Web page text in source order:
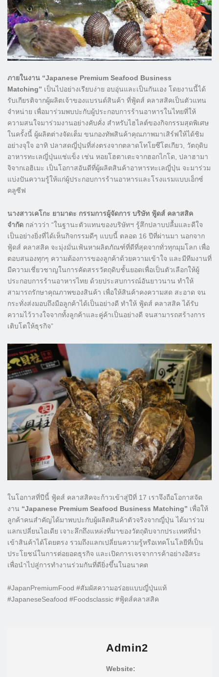
ภายในงาน “Japanese Premium Seafood Business
Matching” เป็นไปอย่างเรียบง่าย อบอุ่นและเป็นกันเอง โดยงานนี้ได้
รับเกียรติจากผู้ผลิตเจ้าของแบรนด์สินค้า ที่ฟู้ดส์ คลาสสิคเป็นตัวแทน
จำหน่าย เพื่อมาร่วมพบปะกับผู้ประกอบการร้านอาหารในไทยที่ให้
ความสนใจมาร่วมงานอย่างคับคั่ง สำหรับไฮไลต์ของกิจกรรมสุดพิเศษ
ในครั้งนี้ ผู้ผลิตต่างจัดเต็ม ขนกองทัพสินค้าคุณภาพมาเสิร์ฟให้ได้ชิม
อย่างจุใจ อาทิ ปลาสดญี่ปุ่นที่ส่งตรงจากตลาดโทโยซึโตเกียว, วัตถุดิบ
อาหารทะเลญี่ปุ่นแช่แข็ง เช่น หอยโฮตาเตะจากฮอกไกโด, ปลาฮามา
จิจากเอฮิเมะ เป็นโอกาสอันดีที่ผู้ผลิตสินค้าอาหารทะเลญี่ปุ่น จะมาร่วม
แบ่งปันความรู้ให้แก่ผู้ประกอบการร้านอาหารและโรงแรมแบบเอ็กซ์
คลูซีฟ
นางสาวเคโกะ ยามาดะ กรรมการผู้จัดการ บริษัท ฟู้ดส์ คลาสสิค
จำกัด กล่าวว่า “ในฐานะตัวแทนของบริษัทฯ รู้สึกปลาบปลื้มและดีใจ
เป็นอย่างยิ่งที่ได้เห็นกิจกรรมดีๆ แบบนี้ ตลอด 16 ปีที่ผ่านมา นอกจาก
ฟู้ดส์ คลาสสิค จะมุ่งมั่นเฟ้นหาผลิตภัณฑ์ที่ดีที่สุดจากทั่วทุกมุมโลก เพื่อ
ตอบสนองทุกๆ ความต้องการของลูกค้าด้วยความเข้าใจ และมีทีมงานที่
มีความเชี่ยวชาญในการคัดสรรวัตถุดิบชั้นยอดเพื่อเป็นตัวเลือกให้ผู้
ประกอบการร้านอาหารไทย ด้วยประสบการณ์อันยาวนาน ทำให้
สามารถรักษาคุณภาพของสินค้า เพื่อให้สินค้าคงความสด สะอาด จน
กระทั่งส่งมอบถึงมือลูกค้าได้เป็นอย่างดี ทำให้ ฟู้ดส์ คลาสสิค ได้รับ
ความไว้วางใจจากทั้งลูกค้าและคู่ค้าเป็นอย่างดี จนสามารถสร้างการ
เติบโตให้ธุรกิจ”
ในโอกาสที่ปีนี้ ฟู้ดส์ คลาสสิคจะก้าวเข้าสู่ปีที่ 17 เราจึงถือโอกาสจัด
งาน “Japanese Premium Seafood Business Matching” เพื่อให้
ลูกค้าคนสำคัญได้มาพบปะกับผู้ผลิตสินค้าตัวจริงจากญี่ปุ่น ได้มาร่วม
แลกเปลี่ยนไอเดีย เจาะลึกถึงแหล่งที่มาของวัตถุดิบจากประเทศที่นำ
เข้าสินค้าได้โดยตรง รวมถึงแลกเปลี่ยนความรู้หรือเทคโนโลยีที่เป็น
ประโยชน์ในการต่อยอดธุรกิจ และเปิดการเจรจาการค้าอย่างอิสระ
เพื่อนำไปสู่การทำงานร่วมกันที่ดียิ่งขึ้นในอนาคต
#JapanPremiumFood #สัมผัสความอร่อยแบบญี่ปุ่นแท้
#JapaneseSeafood #Foodsclassic #ฟู้ดส์คลาสสิค
Admin2
Website: